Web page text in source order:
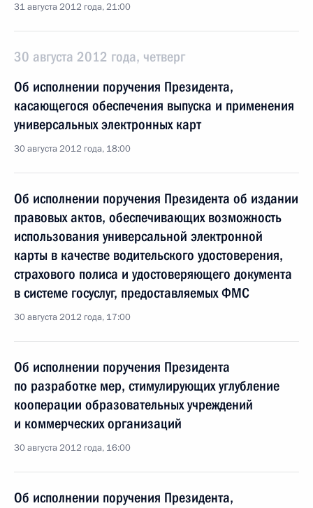
31 августа 2012 года, 21:00
30 августа 2012 года, четверг
Об исполнении поручения Президента,
касающегося обеспечения выпуска и применения
универсальных электронных карт
30 августа 2012 года, 18:00
Об исполнении поручения Президента об издании
правовых актов, обеспечивающих возможность
использования универсальной электронной
карты в качестве водительского удостоверения,
страхового полиса и удостоверяющего документа
в системе госуслуг, предоставляемых ФМС
30 августа 2012 года, 17:00
Об исполнении поручения Президента
по разработке мер, стимулирующих углубление
кооперации образовательных учреждений
и коммерческих организаций
30 августа 2012 года, 16:00
Об исполнении поручения Президента,